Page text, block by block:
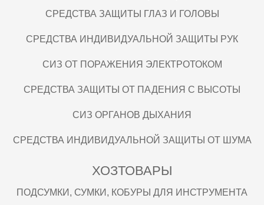
СРЕДСТВА ЗАЩИТЫ ГЛАЗ И ГОЛОВЫ
СРЕДСТВА ИНДИВИДУАЛЬНОЙ ЗАЩИТЫ РУК
СИЗ ОТ ПОРАЖЕНИЯ ЭЛЕКТРОТОКОМ
СРЕДСТВА ЗАЩИТЫ ОТ ПАДЕНИЯ С ВЫСОТЫ
СИЗ ОРГАНОВ ДЫХАНИЯ
СРЕДСТВА ИНДИВИДУАЛЬНОЙ ЗАЩИТЫ ОТ ШУМА
ХОЗТОВАРЫ
ПОДСУМКИ, СУМКИ, КОБУРЫ ДЛЯ ИНСТРУМЕНТА